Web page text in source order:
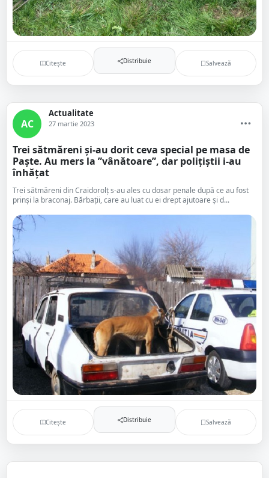
Citește Distribuie Salvează
AC
Actualitate
27 martie 2023
Trei sătmăreni și-au dorit ceva special pe masa de
Paște. Au mers la ”vânătoare”, dar polițiștii i-au
înhățat
Trei sătmăreni din Craidorolț s-au ales cu dosar penale după ce au fost
prinși la braconaj. Bărbații, care au luat cu ei drept ajutoare și d...
Citește Distribuie Salvează